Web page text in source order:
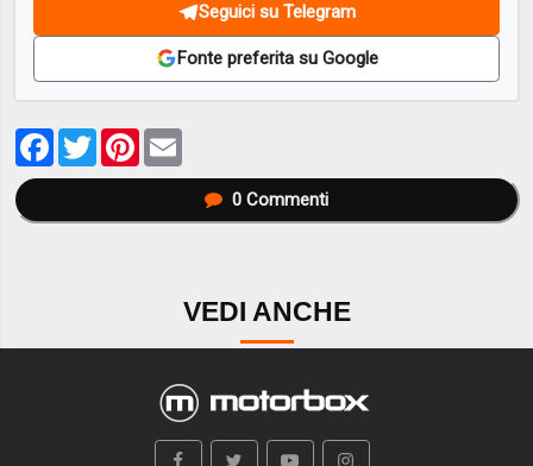
Seguici su Telegram
Fonte preferita su Google
Facebook
TwitterPinterest
0Commenti
VEDI ANCHE